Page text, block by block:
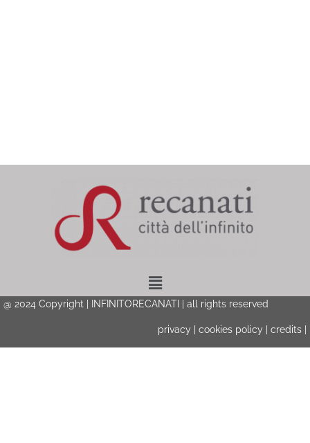
Menu
@ 2024 Copyright | INFINITORECANATI | all rights reserved
privacy cookies policy credits